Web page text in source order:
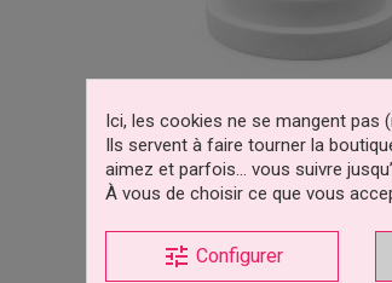
Dummy Rond 5 Cm De
Support Polystyrène
Prix
1,39 €
Ajouter au panier
Ici, les cookies ne se mangent pas
Ils servent à faire tourner la
aimez et parfois… vous suivre
À vous de choisir ce que vous
tune Configurer